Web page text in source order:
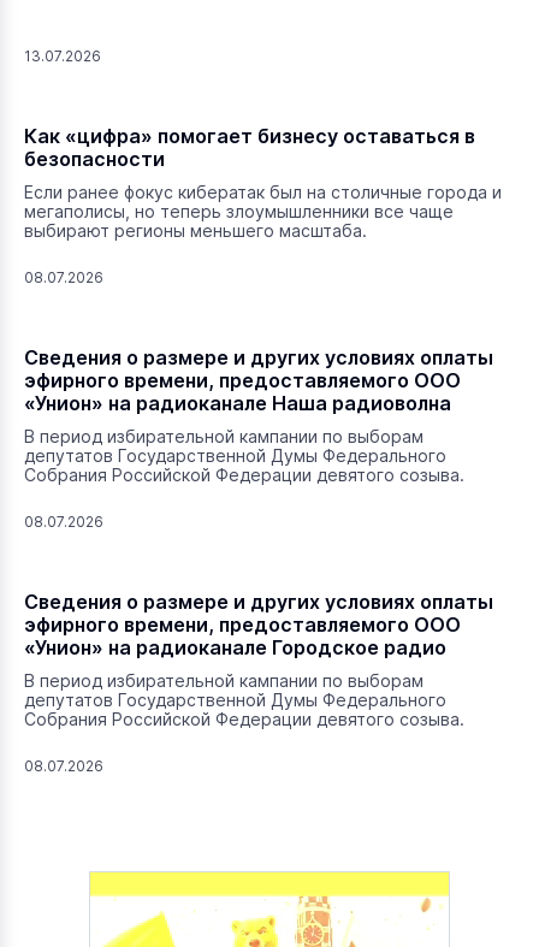
13.07.2026
Как «цифра» помогает бизнесу оставаться в
безопасности
Если ранее фокус кибератак был на столичные города и
мегаполисы, но теперь злоумышленники все чаще
выбирают регионы меньшего масштаба.
08.07.2026
Сведения о размере и других условиях оплаты
эфирного времени, предоставляемого ООО
«Унион» на радиоканале Наша радиоволна
В период избирательной кампании по выборам
депутатов Государственной Думы Федерального
Собрания Российской Федерации девятого созыва.
08.07.2026
Сведения о размере и других условиях оплаты
эфирного времени, предоставляемого ООО
«Унион» на радиоканале Городское радио
В период избирательной кампании по выборам
депутатов Государственной Думы Федерального
Собрания Российской Федерации девятого созыва.
08.07.2026